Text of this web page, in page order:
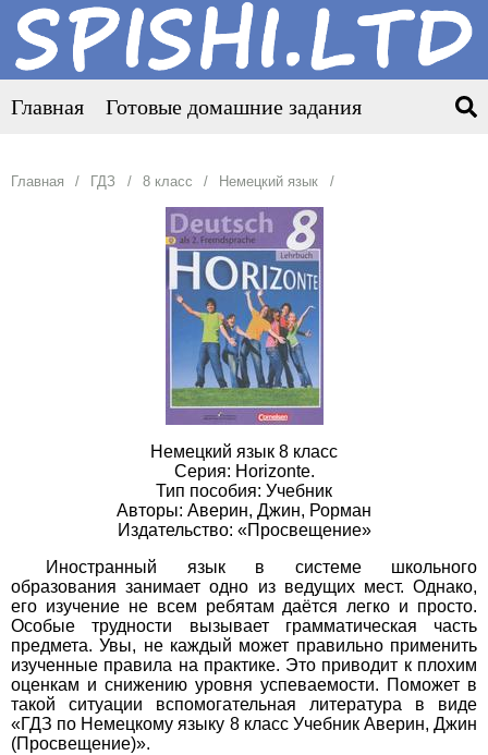
Главная Готовые домашние задания
Главная ГДЗ 8 класс Немецкий язык
Немецкий язык 8 класс
Серия: Horizonte.
Тип пособия: Учебник
Авторы: Аверин, Джин, Рорман
Издательство: «Просвещение»
Иностранный язык в системе школьного
образования занимает одно из ведущих мест. Однако,
его изучение не всем ребятам даётся легко и просто.
Особые трудности вызывает грамматическая часть
предмета. Увы, не каждый может правильно применить
изученные правила на практике. Это приводит к плохим
оценкам и снижению уровня успеваемости. Поможет в
такой ситуации вспомогательная литература в виде
«ГДЗ по Немецкому языку 8 класс Учебник Аверин, Джин
(Просвещение)».